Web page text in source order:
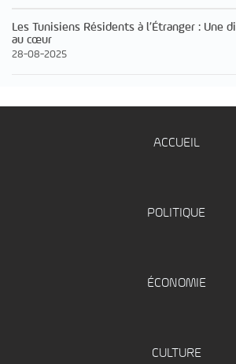
Les Tunisiens Résidents à l’Étranger : Une
au cœur
28-08-2025
ACCUEIL
POLITIQUE
ÉCONOMIE
CULTURE